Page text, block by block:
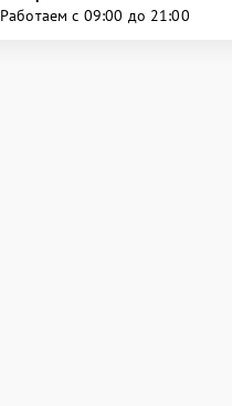
Работаем с 09:00 до 21:00